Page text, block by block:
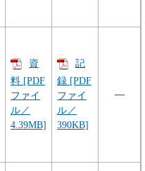
資
料 [PDF
ファイ
ル／
4.39MB]
記
録 [PDF
ファイ
ル／
390KB]
―